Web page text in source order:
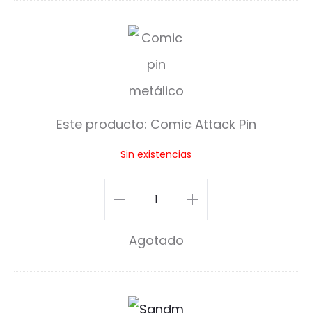
C
o
m
A
t
a
c
Este producto: Comic Attack Pin
Sin existencias
Comic
Attack
cantidad
Agotado
S